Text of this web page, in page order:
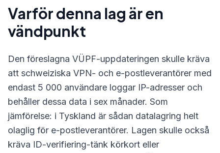
Varför denna lag är en
vändpunkt
Den föreslagna VÜPF-uppdateringen skulle kräva
att schweiziska VPN- och e-postleverantörer med
endast 5 000 användare loggar IP-adresser och
behåller dessa data i sex månader. Som
jämförelse: i Tyskland är sådan datalagring helt
olaglig för e-postleverantörer. Lagen skulle också
kräva ID-verifiering-tänk körkort eller